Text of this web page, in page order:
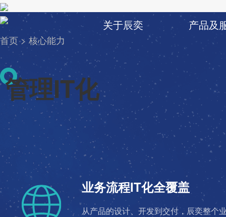
关于辰奕 产品及
首页> 核心能力
管理IT化
业务流程IT化全覆盖
从产品的设计、开发到交付，辰奕整个